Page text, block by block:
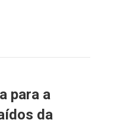
para a
da